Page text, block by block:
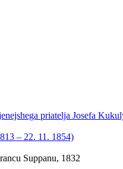
priatelja Josefa
– 22. 11. 1854)
Suppanu, 1832